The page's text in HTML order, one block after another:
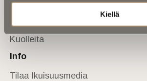
Kiellä
Kuolema koskettaa
Asiantuntijoilta
Kuolleita
Info
Tilaa Ikuisuusmedia